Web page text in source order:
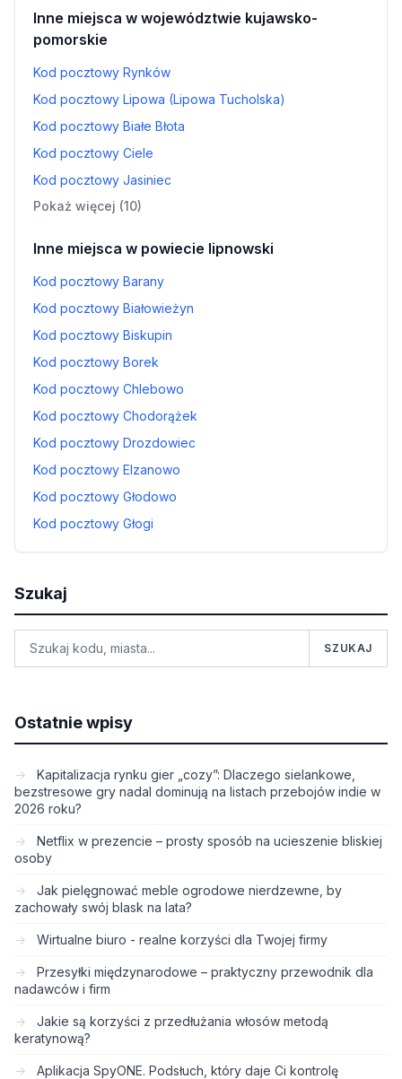
Inne miejsca w województwie kujawsko-
pomorskie
Kod pocztowy Rynków
Kod pocztowy Lipowa (Lipowa Tucholska)
Kod pocztowy Białe Błota
Kod pocztowy Ciele
Kod pocztowy Jasiniec
Pokaż więcej (10)
Inne miejsca w powiecie lipnowski
Kod pocztowy Barany
Kod pocztowy Białowieżyn
Kod pocztowy Biskupin
Kod pocztowy Borek
Kod pocztowy Chlebowo
Kod pocztowy Chodorążek
Kod pocztowy Drozdowiec
Kod pocztowy Elzanowo
Kod pocztowy Głodowo
Kod pocztowy Głogi
Szukaj
SZUKAJ
Ostatnie wpisy
Kapitalizacja rynku gier „cozy”: Dlaczego sielankowe,
bezstresowe gry nadal dominują na listach przebojów indie w
2026 roku?
Netflix w prezencie – prosty sposób na ucieszenie bliskiej
osoby
Jak pielęgnować meble ogrodowe nierdzewne, by
zachowały swój blask na lata?
Wirtualne biuro - realne korzyści dla Twojej firmy
Przesyłki międzynarodowe – praktyczny przewodnik dla
nadawców i firm
Jakie są korzyści z przedłużania włosów metodą
keratynową?
Aplikacja SpyONE. Podsłuch, który daje Ci kontrolę